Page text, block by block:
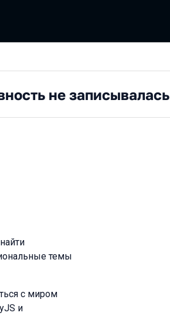
не записывалась
темы
с миром
и